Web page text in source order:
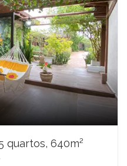
quartos, 640m²